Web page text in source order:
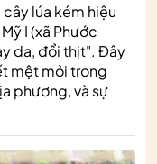
lúa kém hiệu
I (xã Phước
da, đổi thịt". Đây
mệt mỏi trong
phương, và sự